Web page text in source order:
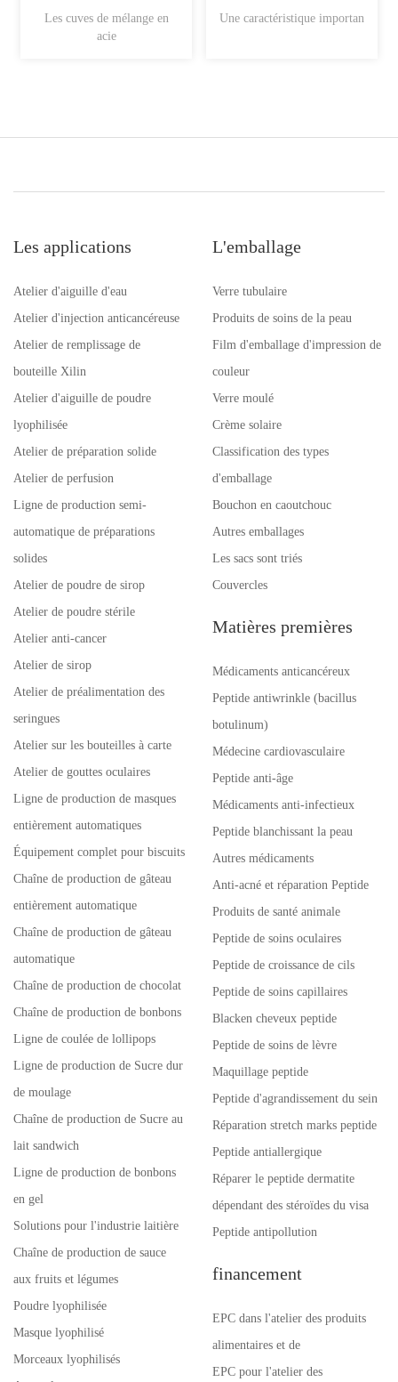
Les cuves de mélange en
acie
Une caractéristique importan
Les applications
Atelier d'aiguille d'eau
Atelier d'injection anticancéreuse
Atelier de remplissage de
bouteille Xilin
Atelier d'aiguille de poudre
lyophilisée
Atelier de préparation solide
Atelier de perfusion
Ligne de production semi-
automatique de préparations
solides
Atelier de poudre de sirop
Atelier de poudre stérile
Atelier anti-cancer
Atelier de sirop
Atelier de préalimentation des
seringues
Atelier sur les bouteilles à carte
Atelier de gouttes oculaires
Ligne de production de masques
entièrement automatiques
Équipement complet pour biscuits
Chaîne de production de gâteau
entièrement automatique
Chaîne de production de gâteau
automatique
Chaîne de production de chocolat
Chaîne de production de bonbons
Ligne de coulée de lollipops
Ligne de production de Sucre dur
de moulage
Chaîne de production de Sucre au
lait sandwich
Ligne de production de bonbons
en gel
Solutions pour l'industrie laitière
Chaîne de production de sauce
aux fruits et légumes
Poudre lyophilisée
Masque lyophilisé
Morceaux lyophilisés
L'emballage
Verre tubulaire
Produits de soins de la peau
Film d'emballage d'impression de
couleur
Verre moulé
Crème solaire
Classification des types
d'emballage
Bouchon en caoutchouc
Autres emballages
Les sacs sont triés
Couvercles
Matières premières
Médicaments anticancéreux
Peptide antiwrinkle (bacillus
botulinum)
Médecine cardiovasculaire
Peptide anti-âge
Médicaments anti-infectieux
Peptide blanchissant la peau
Autres médicaments
Anti-acné et réparation Peptide
Produits de santé animale
Peptide de soins oculaires
Peptide de croissance de cils
Peptide de soins capillaires
Blacken cheveux peptide
Peptide de soins de lèvre
Maquillage peptide
Peptide d'agrandissement du sein
Réparation stretch marks peptide
Peptide antiallergique
Réparer le peptide dermatite
dépendant des stéroïdes du visa
Peptide antipollution
financement
EPC dans l'atelier des produits
alimentaires et de
EPC pour l'atelier des